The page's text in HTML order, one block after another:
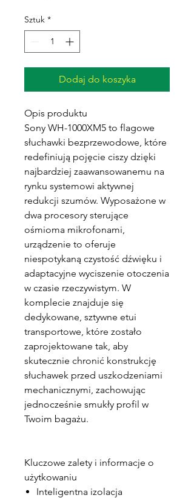
Sztuk *
Dodaj do koszyka
Opis produktu
Sony WH-1000XM5 to flagowe
słuchawki bezprzewodowe, które
redefiniują pojęcie ciszy dzięki
najbardziej zaawansowanemu na
rynku systemowi aktywnej
redukcji szumów. Wyposażone w
dwa procesory sterujące
ośmioma mikrofonami,
urządzenie to oferuje
niespotykaną czystość dźwięku i
adaptacyjne wyciszenie otoczenia
w czasie rzeczywistym. W
komplecie znajduje się
dedykowane, sztywne etui
transportowe, które zostało
zaprojektowane tak, aby
skutecznie chronić konstrukcję
słuchawek przed uszkodzeniami
mechanicznymi, zachowując
jednocześnie smukły profil w
Twoim bagażu.
Kluczowe zalety i informacje o
użytkowaniu
Inteligentna izolacja